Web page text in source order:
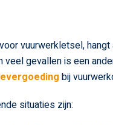
vuurwerkletsel,
veel gevallen is een
bij
situaties zijn: